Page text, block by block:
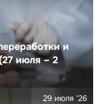
и
июля – 2
29 июля '26